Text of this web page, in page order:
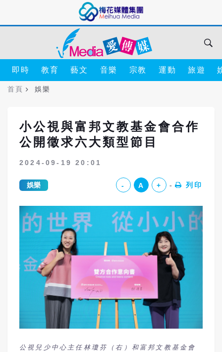
即時 教育 藝文 音樂 宗教 運動 旅遊
首頁 娛樂
小公視與富邦文教基金會合作
公開徵求六大類型節目
2024-09-19 20:01
娛樂 - A + 列印
公視兒少中心主任林瓊芬（右）和富邦文教基金會